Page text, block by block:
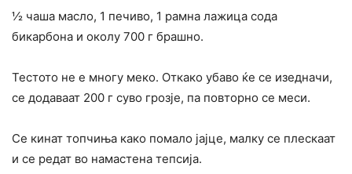
½ чаша масло, 1 печиво, 1 рамна лажица сода
бикарбона и околу 700 г брашно.
Тестото не е многу меко. Откако убаво ќе се изедначи,
се додаваат 200 г суво грозје, па повторно се меси.
Се кинат топчиња како помало јајце, малку се плескаат
и се редат во намастена тепсија.